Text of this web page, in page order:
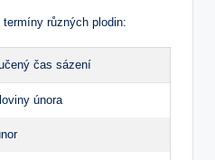
různých plodin:
čas sázení
února